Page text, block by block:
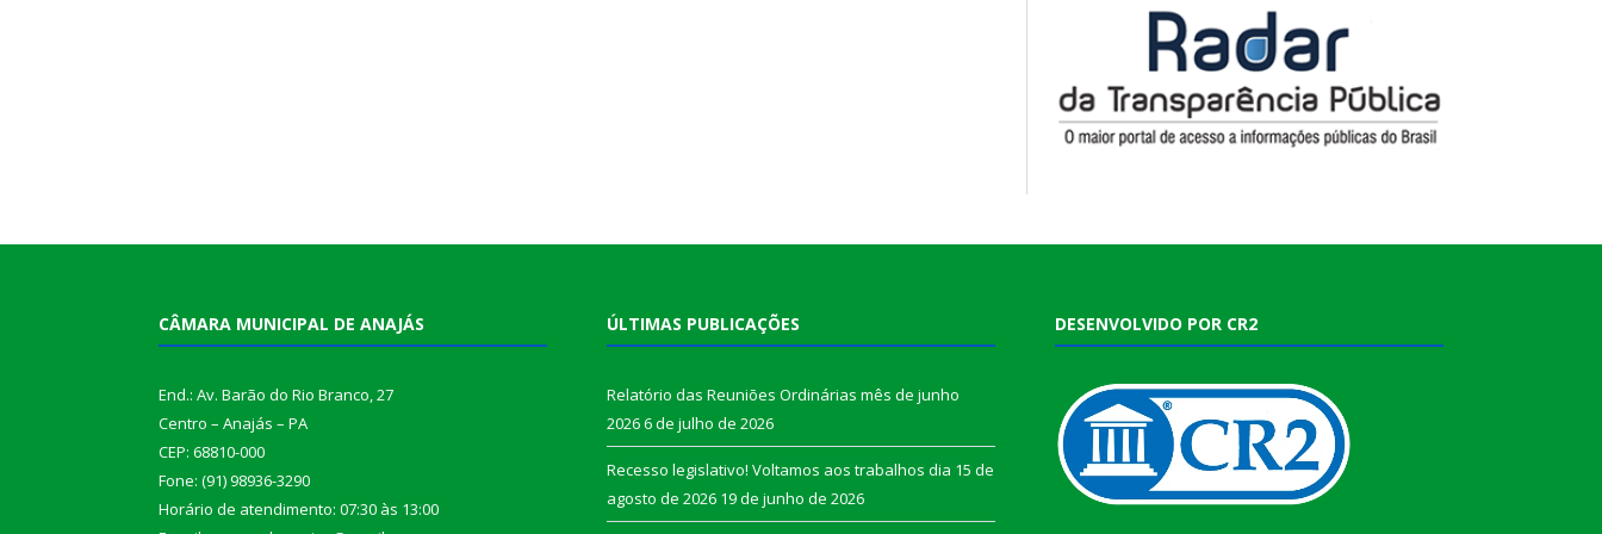
CÂMARA MUNICIPAL DE ANAJÁS
End.: Av. Barão do Rio Branco, 27
Centro – Anajás – PA
CEP: 68810-000
Fone: (91) 98936-3290
Horário de atendimento: 07:30 às 13:00
ÚLTIMAS PUBLICAÇÕES
Relatório das Reuniões Ordinárias mês de junho
20266 de julho de 2026
Recesso legislativo! Voltamos aos trabalhos dia 15 de
agosto de 2026 19 de junho de 2026
DESENVOLVIDO POR CR2